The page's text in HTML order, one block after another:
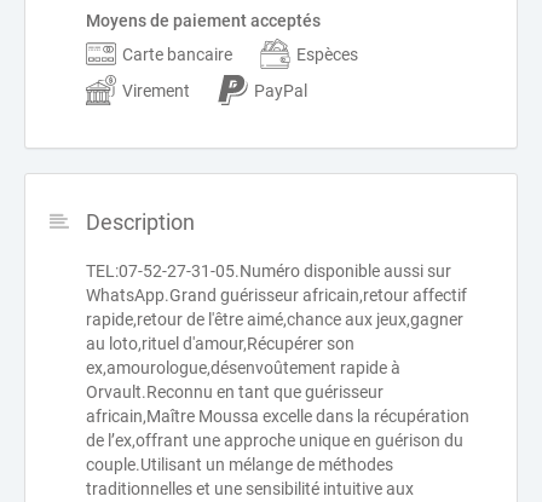
Moyens de paiement acceptés
Carte bancaire
Espèces
Virement
PayPal
Description
TEL:07-52-27-31-05.Numéro disponible aussi sur
WhatsApp.Grand guérisseur africain,retour affectif
rapide,retour de l'être aimé,chance aux jeux,gagner
au loto,rituel d'amour,Récupérer son
ex,amourologue,désenvoûtement rapide à
Orvault.Reconnu en tant que guérisseur
africain,Maître Moussa excelle dans la récupération
de l’ex,offrant une approche unique en guérison du
couple.Utilisant un mélange de méthodes
traditionnelles et une sensibilité intuitive aux